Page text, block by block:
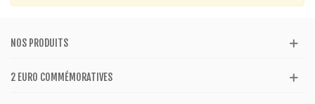
NOS PRODUITS
2 EURO COMMÉMORATIVES